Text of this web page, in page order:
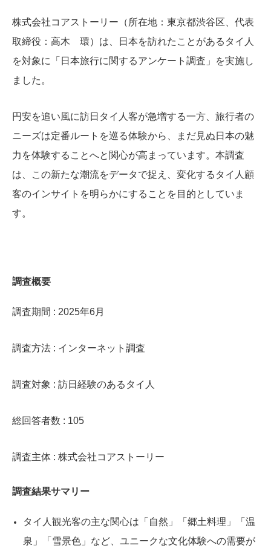
株式会社コアストーリー（所在地：東京都渋谷区、代表
取締役：高木 環）は、日本を訪れたことがあるタイ人
を対象に「日本旅行に関するアンケート調査」を実施し
ました。
円安を追い風に訪日タイ人客が急増する一方、旅行者の
ニーズは定番ルートを巡る体験から、まだ見ぬ日本の魅
力を体験することへと関心が高まっています。本調査
は、この新たな潮流をデータで捉え、変化するタイ人顧
客のインサイトを明らかにすることを目的としていま
す。
調査概要
調査期間 : 2025年6月
調査方法 : インターネット調査
調査対象 : 訪日経験のあるタイ人
総回答者数 : 105
調査主体 : 株式会社コアストーリー
調査結果サマリー
タイ人観光客の主な関心は「自然」「郷土料理」「温
泉」「雪景色」など、ユニークな文化体験への需要が